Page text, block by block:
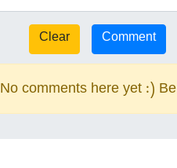
No comments here yet :)